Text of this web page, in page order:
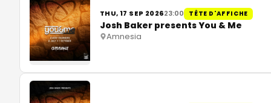
THU, 17 SEP 202623:00 TÊTE D'AFFICHE
Josh Baker presents You & Me
Amnesia